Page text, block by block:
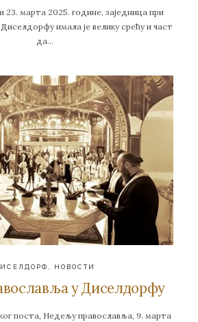
23. марта 2025. године, заједница при
имала је велику срећу и част
да…
, НОВОСТИ
у Диселдорфу
поста, Недељу православља, 9. марта